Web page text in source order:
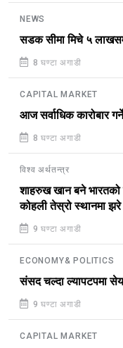
NEWS
सडक सीमा मिचे ५
8 घण्टा अगाडी
CAPITAL MARKET
आज सर्वाधिक कारोबार
8 घण्टा अगाडी
विश्व अर्थतन्त्र
शाहरुख खान बने भारतको
कोहली तेस्रो स्थानमा झरे
9 घण्टा अगाडी
ECONOMY& POLITICS
संसद चल्दा ल्यापटपमा
9 घण्टा अगाडी
CAPITAL MARKET